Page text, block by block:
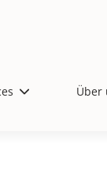
Über